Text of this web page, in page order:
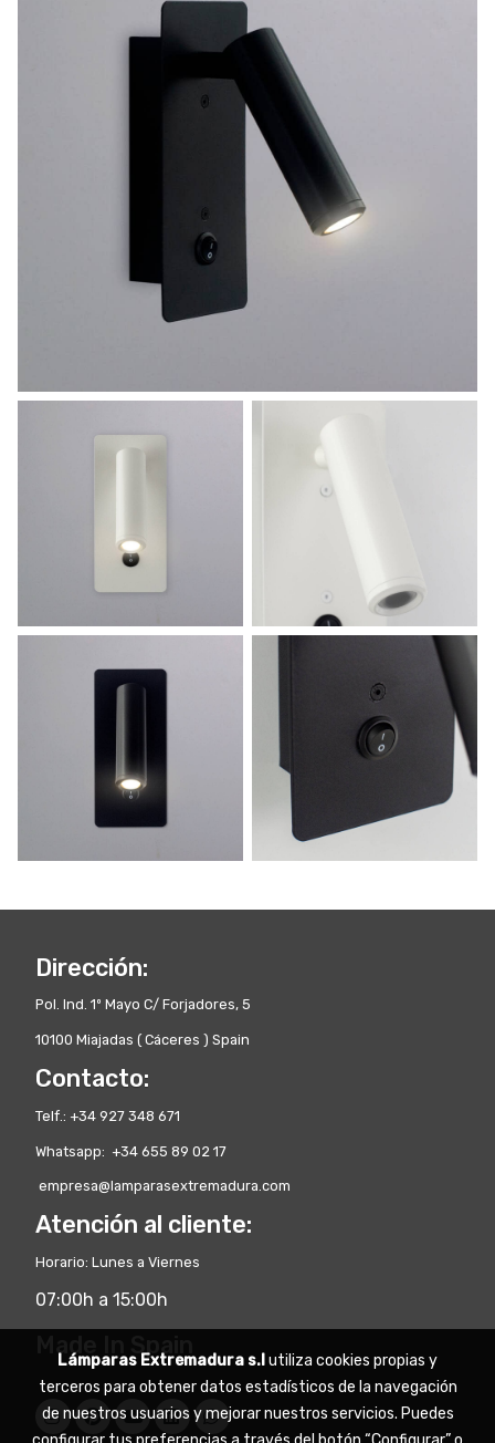
Dirección:
Pol. Ind. 1º Mayo C/ Forjadores, 5
10100 Miajadas ( Cáceres ) Spain
Contacto:
Telf.: +34 927 348 671
Whatsapp: +34 655 89 02 17
empresa@lamparasextremadura.com
Atención al cliente:
Horario: Lunes a Viernes
07:00h a 15:00h
Lámparas Extremadura s.lutiliza cookies propias y
terceros para obtener datos estadísticos de la navegación
de nuestros usuarios y mejorar nuestros servicios. Puedes